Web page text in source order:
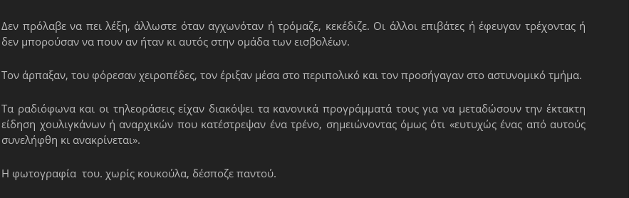
Δεν πρόλαβε να πει λέξη, άλλωστε όταν αγχωνόταν ή τρόμαζε, κεκέδιζε. Οι άλλοι επιβάτες ή έφευγαν τρέχοντας ή
δεν μπορούσαν να πουν αν ήταν κι αυτός στην ομάδα των εισβολέων.
Τον άρπαξαν, του φόρεσαν χειροπέδες, τον έριξαν μέσα στο περιπολικό και τον προσήγαγαν στο αστυνομικό τμήμα.
Τα ραδιόφωνα και οι τηλεοράσεις είχαν διακόψει τα κανονικά προγράμματά τους για να μεταδώσουν την έκτακτη
είδηση χουλιγκάνων ή αναρχικών που κατέστρεψαν ένα τρένο, σημειώνοντας όμως ότι «ευτυχώς ένας από αυτούς
συνελήφθη κι ανακρίνεται».
Η φωτογραφία του. χωρίς κουκούλα, δέσποζε παντού.